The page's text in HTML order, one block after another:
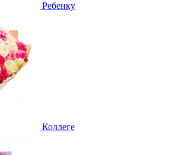
Ребенку
Коллеге